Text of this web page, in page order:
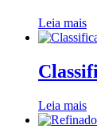
Leia mais
Leia mais